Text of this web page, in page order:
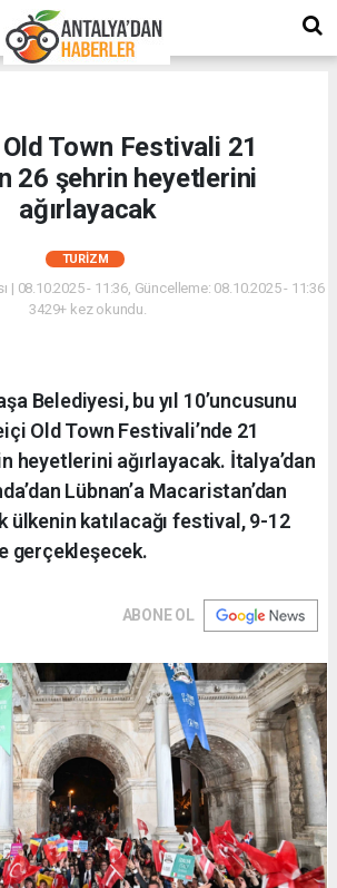
Town Festivali 21
26 şehrin heyetlerini
ağırlayacak
TURIZM
| 08.10.2025 - 11:36, Güncelleme: 08.10.2025 - 11:36
3429+ kez okundu.
Belediyesi, bu yıl 10’uncusunu
Old Town Festivali’nde 21
heyetlerini ağırlayacak. İtalya’dan
Lübnan’a Macaristan’dan
ülkenin katılacağı festival, 9-12
gerçekleşecek.
ABONE OL